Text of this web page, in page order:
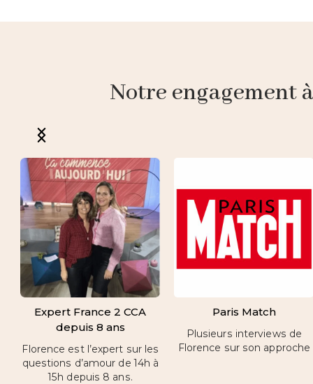
Notre engagement
Expert France 2 CCA
depuis 8 ans
Florence est l’expert sur les
questions d’amour de 14h à
15h depuis 8 ans.
Paris Match
Plusieurs interviews de
Florence sur son approche